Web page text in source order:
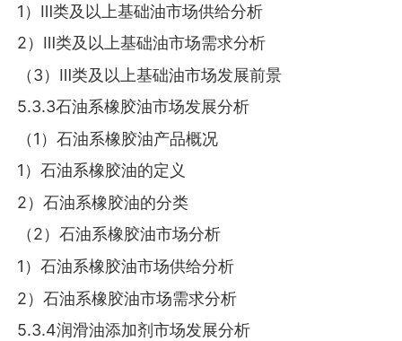
1）Ⅲ类及以上基础油市场供给分析
2）Ⅲ类及以上基础油市场需求分析
（3）Ⅲ类及以上基础油市场发展前景
5.3.3石油系橡胶油市场发展分析
（1）石油系橡胶油产品概况
1）石油系橡胶油的定义
2）石油系橡胶油的分类
（2）石油系橡胶油市场分析
1）石油系橡胶油市场供给分析
2）石油系橡胶油市场需求分析
5.3.4润滑油添加剂市场发展分析